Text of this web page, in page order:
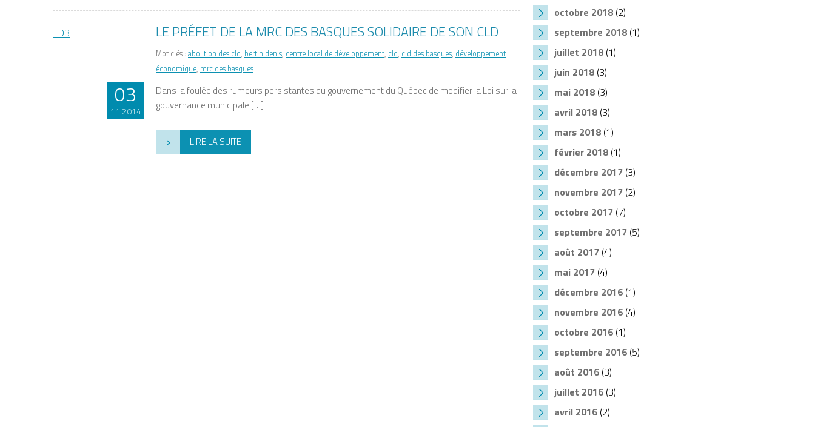
03
11 2014
LE PRÉFET DE LA MRC DES BASQUES SOLIDAIRE DE SON CLD
Mot clés : abolition des cld, bertin denis, centre local de développement, cld, cld des basques, développement
économique, mrc des basques
Dans la foulée des rumeurs persistantes du gouvernement du Québec de modifier la Loi sur la
gouvernance municipale […]
› LIRE LA SUITE
octobre 2018(2)
septembre 2018(1)
juillet 2018(1)
juin 2018(3)
mai 2018(3)
avril 2018(3)
mars 2018(1)
février 2018(1)
décembre 2017(3)
novembre 2017(2)
octobre 2017(7)
septembre 2017(5)
août 2017(4)
mai 2017(4)
décembre 2016(1)
novembre 2016(4)
octobre 2016(1)
septembre 2016(5)
août 2016(3)
juillet 2016(3)
avril 2016(2)